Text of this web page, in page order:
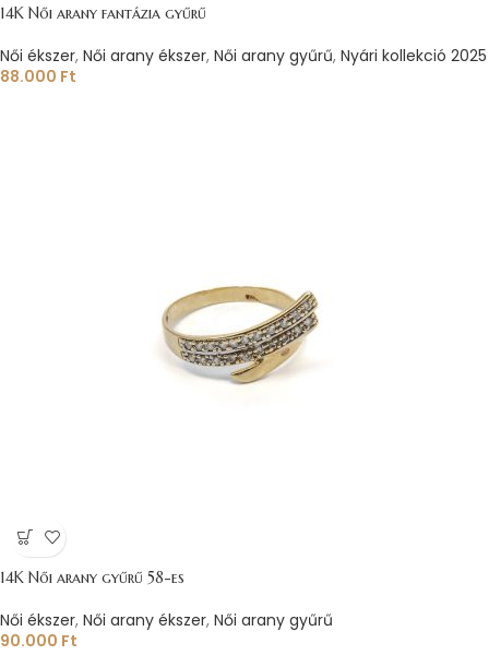
14K Női arany fantázia gyűrű
Női ékszer, Női arany ékszer, Női arany gyűrű, Nyári kollekció 2025
88.000 Ft
14K Női arany gyűrű 58-es
Női ékszer, Női arany ékszer, Női arany gyűrű
90.000 Ft